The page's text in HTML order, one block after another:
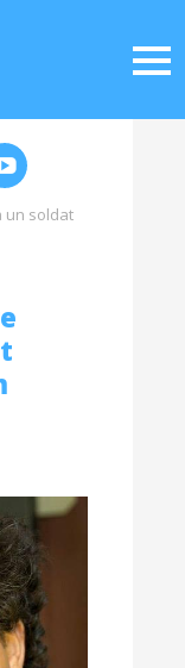
un soldat